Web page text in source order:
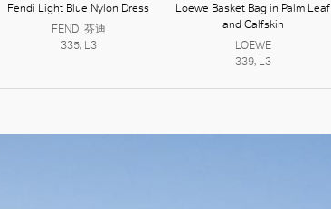
Fendi Light Blue Nylon Dress
FENDI 芬迪
335, L3
Loewe Basket Bag in Palm Leaf
and Calfskin
LOEWE
339, L3